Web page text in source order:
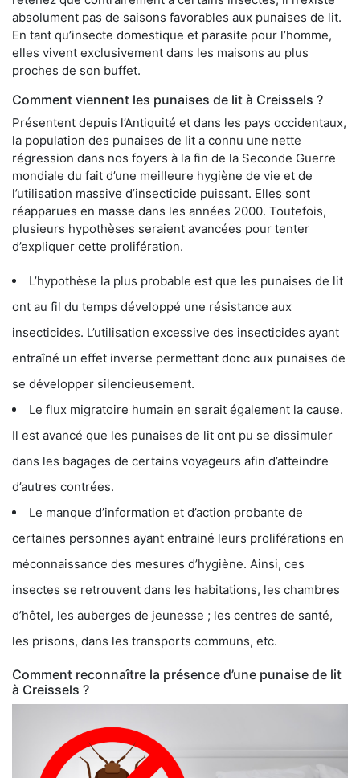
absolument pas de saisons favorables aux punaises de lit.
En tant qu’insecte domestique et parasite pour l’homme,
elles vivent exclusivement dans les maisons au plus
proches de son buffet.
Comment viennent les punaises de lit à Creissels ?
Présentent depuis l’Antiquité et dans les pays occidentaux,
la population des punaises de lit a connu une nette
régression dans nos foyers à la fin de la Seconde Guerre
mondiale du fait d’une meilleure hygiène de vie et de
l’utilisation massive d’insecticide puissant. Elles sont
réapparues en masse dans les années 2000. Toutefois,
plusieurs hypothèses seraient avancées pour tenter
d’expliquer cette prolifération.
L’hypothèse la plus probable est que les punaises de lit
ont au fil du temps développé une résistance aux
insecticides. L’utilisation excessive des insecticides ayant
entraîné un effet inverse permettant donc aux punaises de
se développer silencieusement.
Le flux migratoire humain en serait également la cause.
Il est avancé que les punaises de lit ont pu se dissimuler
dans les bagages de certains voyageurs afin d’atteindre
d’autres contrées.
Le manque d’information et d’action probante de
certaines personnes ayant entrainé leurs proliférations en
méconnaissance des mesures d’hygiène. Ainsi, ces
insectes se retrouvent dans les habitations, les chambres
d’hôtel, les auberges de jeunesse ; les centres de santé,
les prisons, dans les transports communs, etc.
Comment reconnaître la présence d’une punaise de lit
à Creissels ?